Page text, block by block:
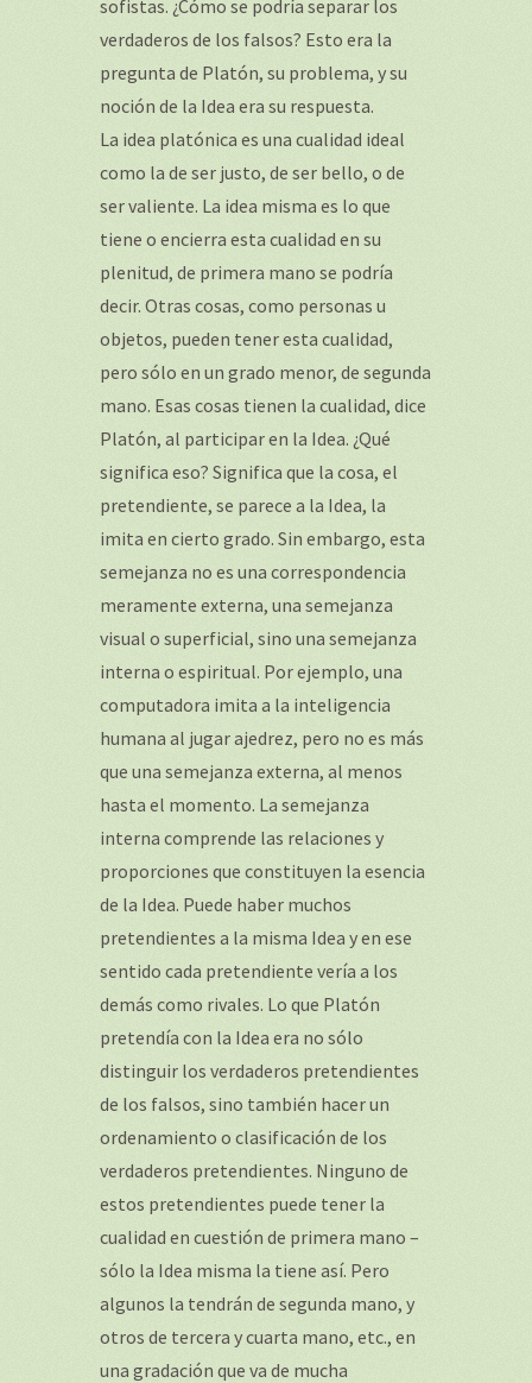
sofistas. ¿Cómo se podría separar los
verdaderos de los falsos? Esto era la
pregunta de Platón, su problema, y su
noción de la Idea era su respuesta.
La idea platónica es una cualidad ideal
como la de ser justo, de ser bello, o de
ser valiente. La idea misma es lo que
tiene o encierra esta cualidad en su
plenitud, de primera mano se podría
decir. Otras cosas, como personas u
objetos, pueden tener esta cualidad,
pero sólo en un grado menor, de segunda
mano. Esas cosas tienen la cualidad, dice
Platón, al participar en la Idea. ¿Qué
significa eso? Significa que la cosa, el
pretendiente, se parece a la Idea, la
imita en cierto grado. Sin embargo, esta
semejanza no es una correspondencia
meramente externa, una semejanza
visual o superficial, sino una semejanza
interna o espiritual. Por ejemplo, una
computadora imita a la inteligencia
humana al jugar ajedrez, pero no es más
que una semejanza externa, al menos
hasta el momento. La semejanza
interna comprende las relaciones y
proporciones que constituyen la esencia
de la Idea. Puede haber muchos
pretendientes a la misma Idea y en ese
sentido cada pretendiente vería a los
demás como rivales. Lo que Platón
pretendía con la Idea era no sólo
distinguir los verdaderos pretendientes
de los falsos, sino también hacer un
ordenamiento o clasificación de los
verdaderos pretendientes. Ninguno de
estos pretendientes puede tener la
cualidad en cuestión de primera mano –
sólo la Idea misma la tiene así. Pero
algunos la tendrán de segunda mano, y
otros de tercera y cuarta mano, etc., en
una gradación que va de mucha